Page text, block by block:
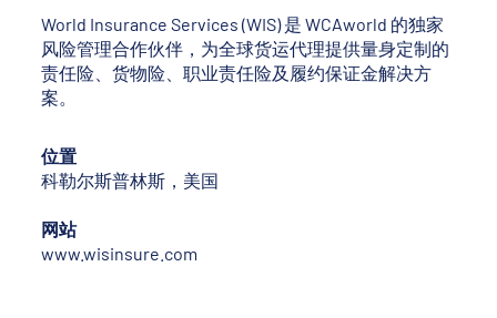
World Insurance Services (WIS) 是 WCAworld 的独家
风险管理合作伙伴，为全球货运代理提供量身定制的
责任险、货物险、职业责任险及履约保证金解决方
案。
位置
科勒尔斯普林斯，美国
网站
www.wisinsure.com